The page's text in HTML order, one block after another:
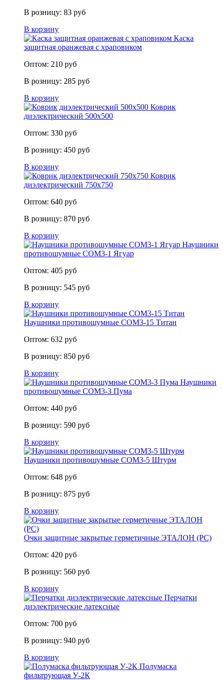
В розницу: 83 руб
В корзину
Каска
защитная оранжевая с храповиком
Оптом: 210 руб
В розницу: 285 руб
В корзину
Коврик
диэлектрический 500х500
Оптом: 330 руб
В розницу: 450 руб
В корзину
Коврик
диэлектрический 750х750
Оптом: 640 руб
В розницу: 870 руб
В корзину
Наушники
противошумные СОМ3-1 Ягуар
Оптом: 405 руб
В розницу: 545 руб
В корзину
Наушники противошумные СОМ3-15 Титан
Оптом: 632 руб
В розницу: 850 руб
В корзину
Наушники
противошумные СОМ3-3 Пума
Оптом: 440 руб
В розницу: 590 руб
В корзину
Наушники противошумные СОМ3-5 Штурм
Оптом: 648 руб
В розницу: 875 руб
В корзину
Очки защитные закрытые герметичные ЭТАЛОН (PC)
Оптом: 420 руб
В розницу: 560 руб
В корзину
Перчатки
диэлектрические латексные
Оптом: 700 руб
В розницу: 940 руб
В корзину
Полумаска
фильтрующая У-2К